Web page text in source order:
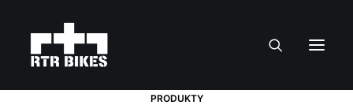
PRODUKTY